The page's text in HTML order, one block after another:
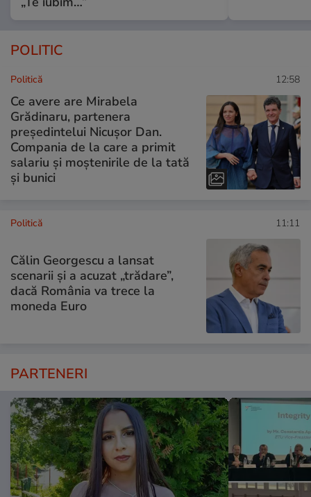
POLITIC
Politică 12:58
Ce avere are Mirabela
Grădinaru, partenera
președintelui Nicușor Dan.
Compania de la care a primit
salariu și moștenirile de la tată
și bunici
Politică 11:11
Călin Georgescu a lansat
scenarii și a acuzat „trădare”,
dacă România va trece la
moneda Euro
PARTENERI